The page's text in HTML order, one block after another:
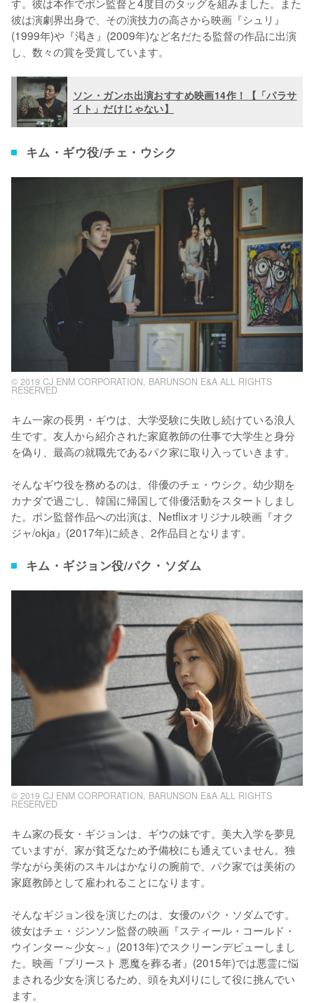
彼は演劇界出身で、その演技力の高さから映画『シュリ』
(1999年)や『渇き』(2009年)など名だたる監督の作品に出演
し、数々の賞を受賞しています。
ソン・ガンホ出演おすすめ映画14作！【「パラサ
イト」だけじゃない】
キム・ギウ役/チェ・ウシク
© 2019 CJ ENM CORPORATION, BARUNSON E&A ALL RIGHTS
RESERVED
キム一家の長男・ギウは、大学受験に失敗し続けている浪人
生です。友人から紹介された家庭教師の仕事で大学生と身分
を偽り、最高の就職先であるパク家に取り入っていきます。
そんなギウ役を務めるのは、俳優のチェ・ウシク。幼少期を
カナダで過ごし、韓国に帰国して俳優活動をスタートしまし
た。ポン監督作品への出演は、Netflixオリジナル映画『オク
ジャ/okja』(2017年)に続き、2作品目となります。
キム・ギジョン役/パク・ソダム
© 2019 CJ ENM CORPORATION, BARUNSON E&A ALL RIGHTS
RESERVED
キム家の長女・ギジョンは、ギウの妹です。美大入学を夢見
ていますが、家が貧乏なため予備校にも通えていません。独
学ながら美術のスキルはかなりの腕前で、パク家では美術の
家庭教師として雇われることになります。
そんなギジョン役を演じたのは、女優のパク・ソダムです。
彼女はチェ・ジンソン監督の映画『スティール・コールド・
ウインター～少女～』(2013年)でスクリーンデビューしまし
た。映画『プリースト 悪魔を葬る者』(2015年)では悪霊に悩
まされる少女を演じるため、頭を丸刈りにして役に挑んでい
ます。